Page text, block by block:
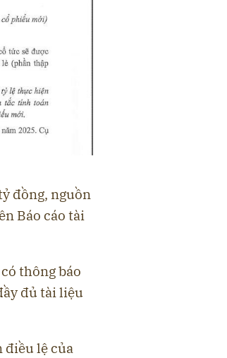
đồng, nguồn
Báo cáo tài
thông báo
đủ tài liệu
điều lệ của